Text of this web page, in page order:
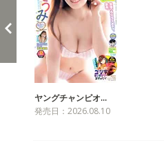
ヤングチャンピオ…
発売日：2026.08.10